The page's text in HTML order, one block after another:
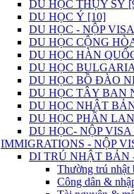
DU HỌC THỤY SỸ
DU HỌC Ý [10]
DU HỌC - NỘP
DU HỌC CỘNG
DU HỌC HÀN
DU HỌC
DU HỌC BỒ ĐÀO
DU HỌC TÂY BAN
DU HỌC NHẬT
DU HỌC PHẦN
DU HỌC- NỘP
IMMIGRATIONS - NỘP
DI TRÚ NHẬT BẢN
Thường trú nhật
Công dân &